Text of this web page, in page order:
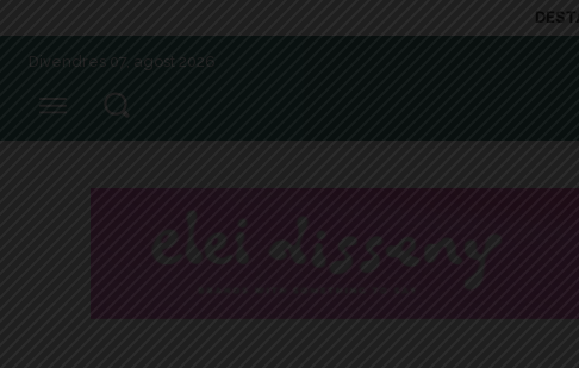
Divendres 07, agost 2026